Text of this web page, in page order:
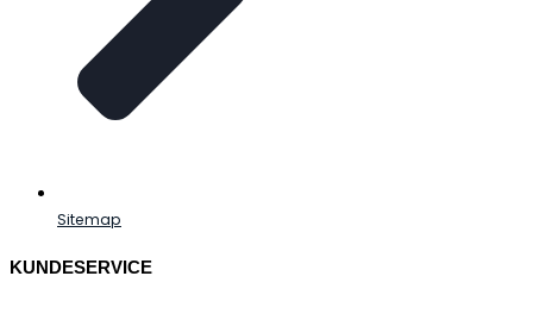
Sitemap
KUNDESERVICE